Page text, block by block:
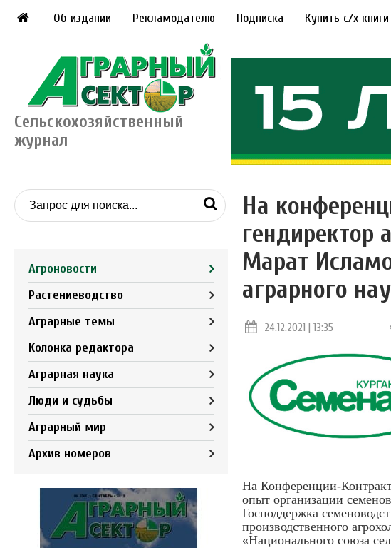
Об издании Рекламодателю Подписка Купить с/х книги
Сельскохозяйственный
журнал
Агроновости
Растениеводство
Аграрные темы
Колонка редактора
Аграрная наука
Люди и судьбы
Аграрный мир
Архив номеров
На
гендиректор
Марат
аграрного
24.12.2021 | 13:35
На Конференции-
опыт организации
Господдержка
производственного
«Национального союза